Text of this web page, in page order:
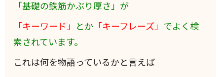
「基礎の鉄筋かぶり厚さ」が
「キーワード」 とか 「キーフレーズ」 でよく検
索されています。
これは何を物語っているかと言えば